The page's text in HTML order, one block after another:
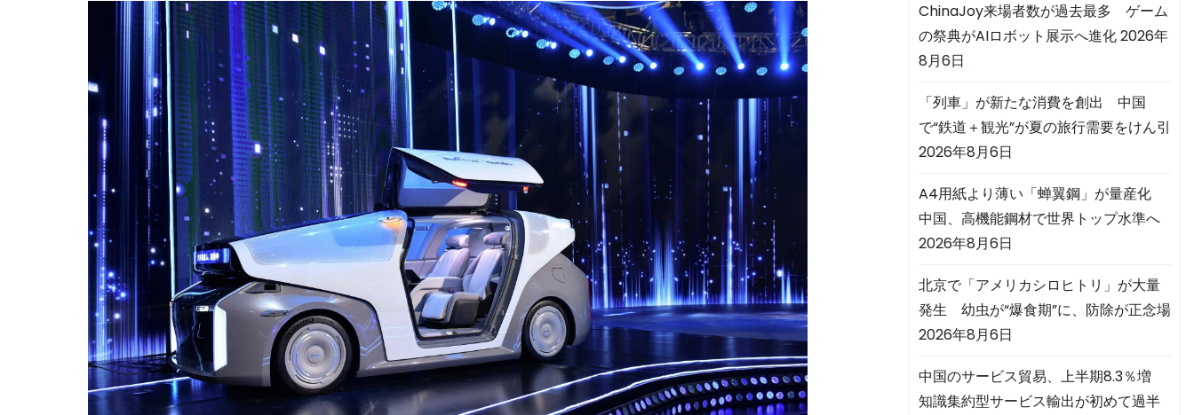
ChinaJoy来場者数が過去最多 ゲーム
の祭典がAIロボット展示へ進化2026年
8月6日
「列車」が新たな消費を創出 中国
で“鉄道＋観光”が夏の旅行需要をけん引
2026年8月6日
A4用紙より薄い「蝉翼鋼」が量産化
中国、高機能鋼材で世界トップ水準へ
2026年8月6日
北京で「アメリカシロヒトリ」が大量
発生 幼虫が“爆食期”に、防除が正念場
2026年8月6日
中国のサービス貿易、上半期8.3％増
知識集約型サービス輸出が初めて過半